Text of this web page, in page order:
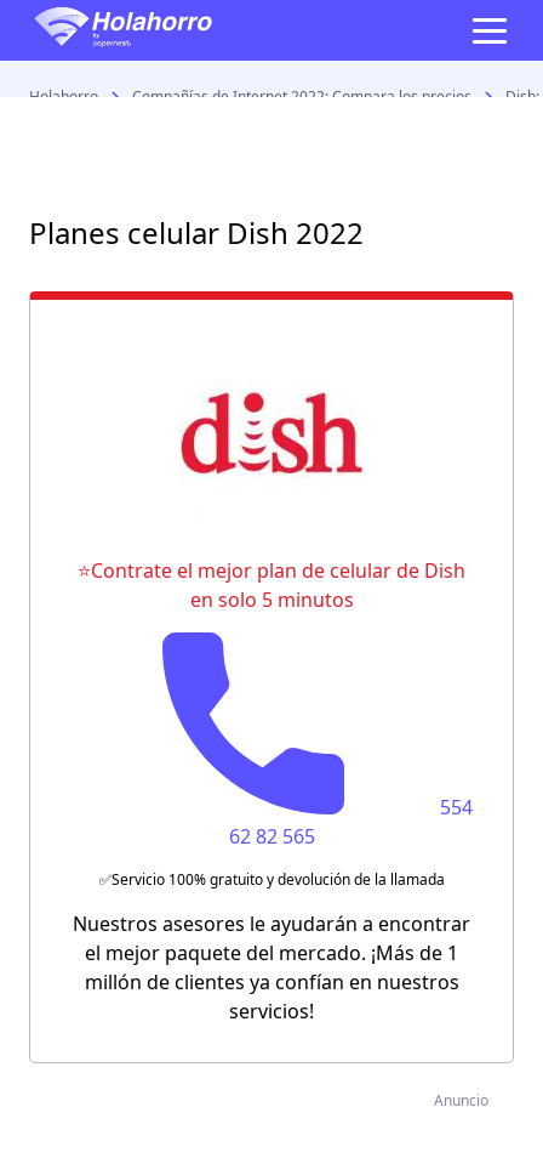
Holahorro Compañías de Internet 2022: Compara los precios
Planes celular Dish 2022
⭐Contrate el mejor plan de celular de Dish
en solo 5 minutos
554
62 82 565
✅Servicio 100% gratuito y devolución de la llamada
Nuestros asesores le ayudarán a encontrar
el mejor paquete del mercado. ¡Más de 1
millón de clientes ya confían en nuestros
servicios!
Anuncio